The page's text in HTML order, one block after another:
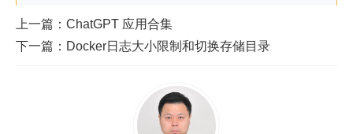
上一篇： ChatGPT 应用合集
下一篇： Docker日志大小限制和切换存储目录